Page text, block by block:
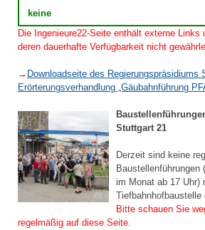
keine
Die Ingenieure22-Seite enthält externe Links
deren dauerhafte Verfügbarkeit nicht
→ Downloadseite des Regierungspräsidiums
Erörterungsverhandlung „Gäubahnführung
Stuttgart 21
Derzeit sind keine
im Monat ab 17 Uhr)
Tiefbahnhofbaustelle
Bitte schauen Sie
regelmäßig auf diese Seite.